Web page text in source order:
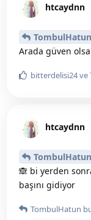
htcaydnn
TombulHatun
Arada güven
bitterdelisi24ve
htcaydnn
TombulHatun
🙈 bi yerden
başını gidiyor
TombulHatun